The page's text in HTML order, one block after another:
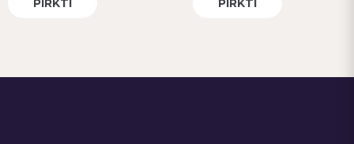
PIRKTI PIRKTI